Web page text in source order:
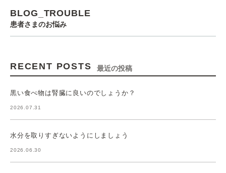
BLOG_TROUBLE
患者さまのお悩み
RECENT POSTS 最近の投稿
黒い食べ物は腎臓に良いのでしょうか？
2026.07.31
水分を取りすぎないようにしましょう
2026.06.30